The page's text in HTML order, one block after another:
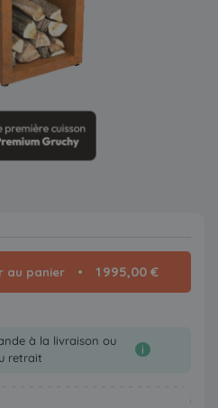
au panier 1 995,00 €
à la livraison ou
retrait
i